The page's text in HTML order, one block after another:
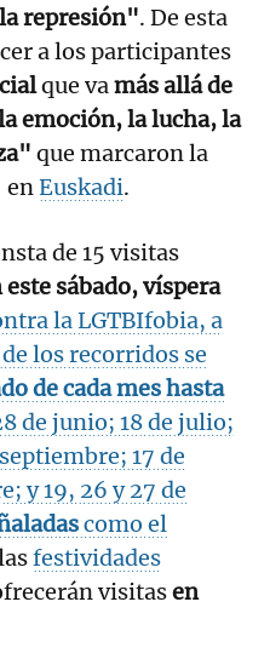
represión". De esta
a los participantes
que vamás allá de
emoción, la lucha, la
que marcaron la
enEuskadi.
de 15 visitas
sábado, víspera
la LGTBIfobia, a
los recorridos se
de cada mes hasta
de junio; 18 de julio;
17 de
y 19, 26 y 27 de
como el
festividades
visitasen